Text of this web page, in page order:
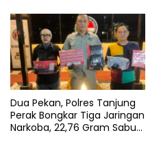
Dua Pekan, Polres Tanjung
Perak Bongkar Tiga Jaringan
Narkoba, 22,76 Gram Sabu